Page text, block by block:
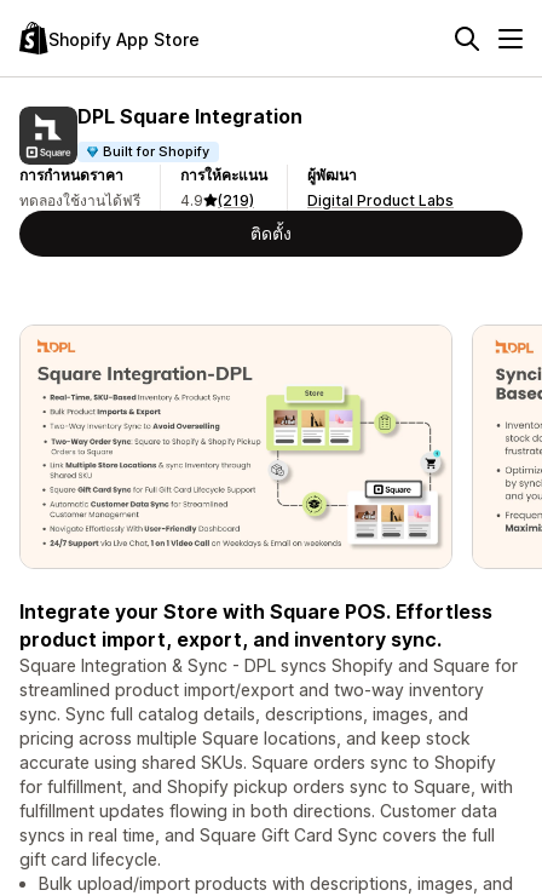
Shopify App Store
DPL Square Integration
Built for Shopify
การกำหนดราคา
ทดลองใช้งานได้ฟรี
การให้คะแนน
4.9
(219)
ผู้พัฒนา
Digital Product Labs
ติดตั้ง
Integrate your Store with Square POS. Effortless
product import, export, and inventory sync.
Square Integration & Sync - DPL syncs Shopify and Square for
streamlined product import/export and two-way inventory
sync. Sync full catalog details, descriptions, images, and
pricing across multiple Square locations, and keep stock
accurate using shared SKUs. Square orders sync to Shopify
for fulfillment, and Shopify pickup orders sync to Square, with
fulfillment updates flowing in both directions. Customer data
syncs in real time, and Square Gift Card Sync covers the full
gift card lifecycle.
Bulk upload/import products with descriptions, images, and